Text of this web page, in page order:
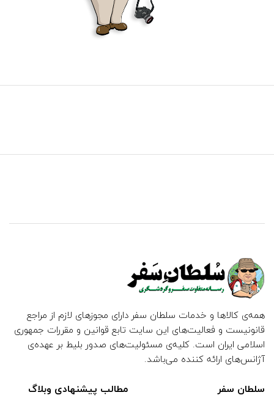
همه‌ی کالاها و خدمات سلطان سفر دارای مجوزهای لازم از مراجع
قانونیست و فعالیت‌های این سایت تابع قوانین و مقررات جمهوری
اسلامی ایران است. کلیه‌ی مسئولیت‌های صدور بلیط بر عهده‌ی
آژانس‌های ارائه کننده می‌باشد.
سلطان سفر مطالب پیشنهادی وبلاگ